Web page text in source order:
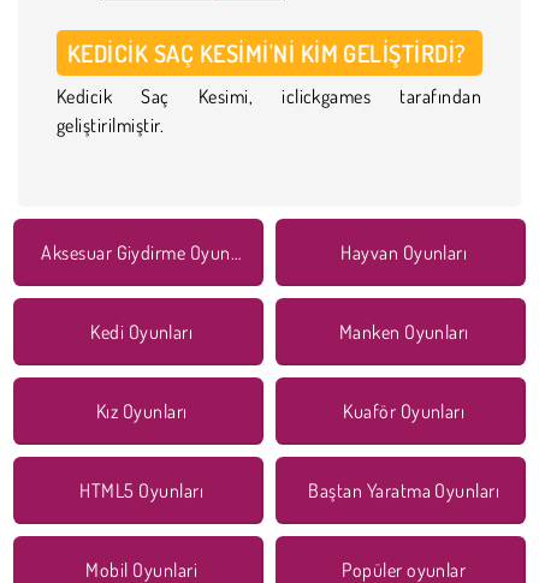
KEDICIK SAÇ KESIMI'NI KIM GELIŞTIRDI?
Kedicik Saç Kesimi, iclickgames tarafından
geliştirilmiştir.
Aksesuar Giydirme Oyunları Hayvan Oyunları
Kedi Oyunları Manken Oyunları
Kız Oyunları Kuaför Oyunları
HTML5 Oyunları Baştan Yaratma Oyunları
Mobil Oyunlari Popüler oyunlar